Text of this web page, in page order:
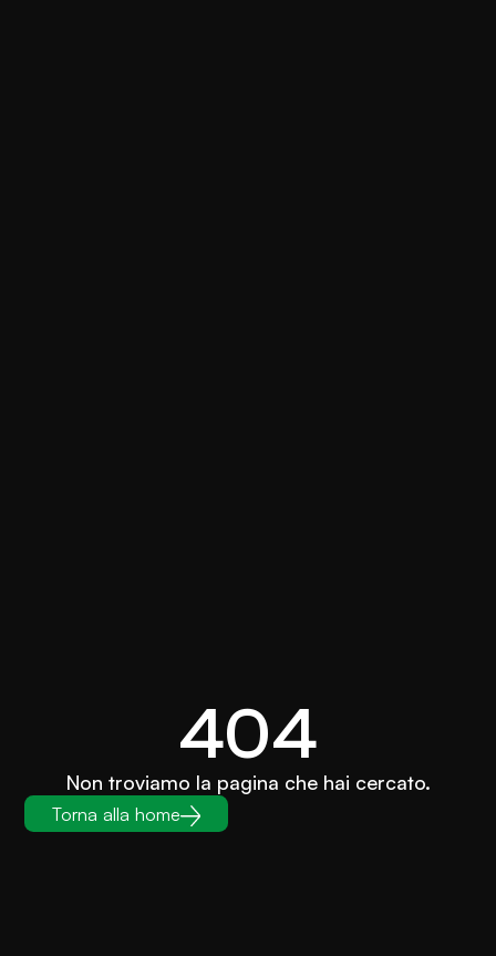
404
Non troviamo la pagina che hai cercato.
Torna alla home